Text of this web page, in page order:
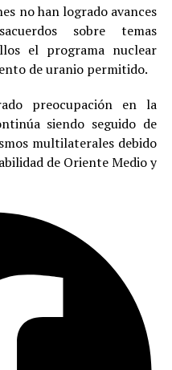
no han logrado avances
sobre temas
el programa nuclear
de uranio permitido.
preocupación en la
siendo seguido de
multilaterales debido
de Oriente Medio y